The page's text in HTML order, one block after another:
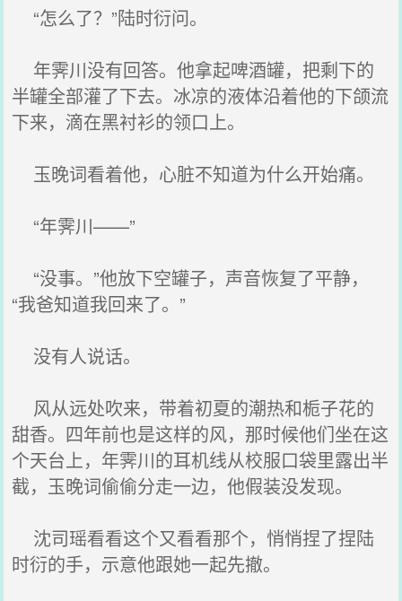
“怎么了？”陆时衍问。
年霁川没有回答。他拿起啤酒罐，把剩下的
半罐全部灌了下去。冰凉的液体沿着他的下颌流
下来，滴在黑衬衫的领口上。
玉晚词看着他，心脏不知道为什么开始痛。
“年霁川——”
“没事。”他放下空罐子，声音恢复了平静，
“我爸知道我回来了。”
没有人说话。
风从远处吹来，带着初夏的潮热和栀子花的
甜香。四年前也是这样的风，那时候他们坐在这
个天台上，年霁川的耳机线从校服口袋里露出半
截，玉晚词偷偷分走一边，他假装没发现。
沈司瑶看看这个又看看那个，悄悄捏了捏陆
时衍的手，示意他跟她一起先撤。